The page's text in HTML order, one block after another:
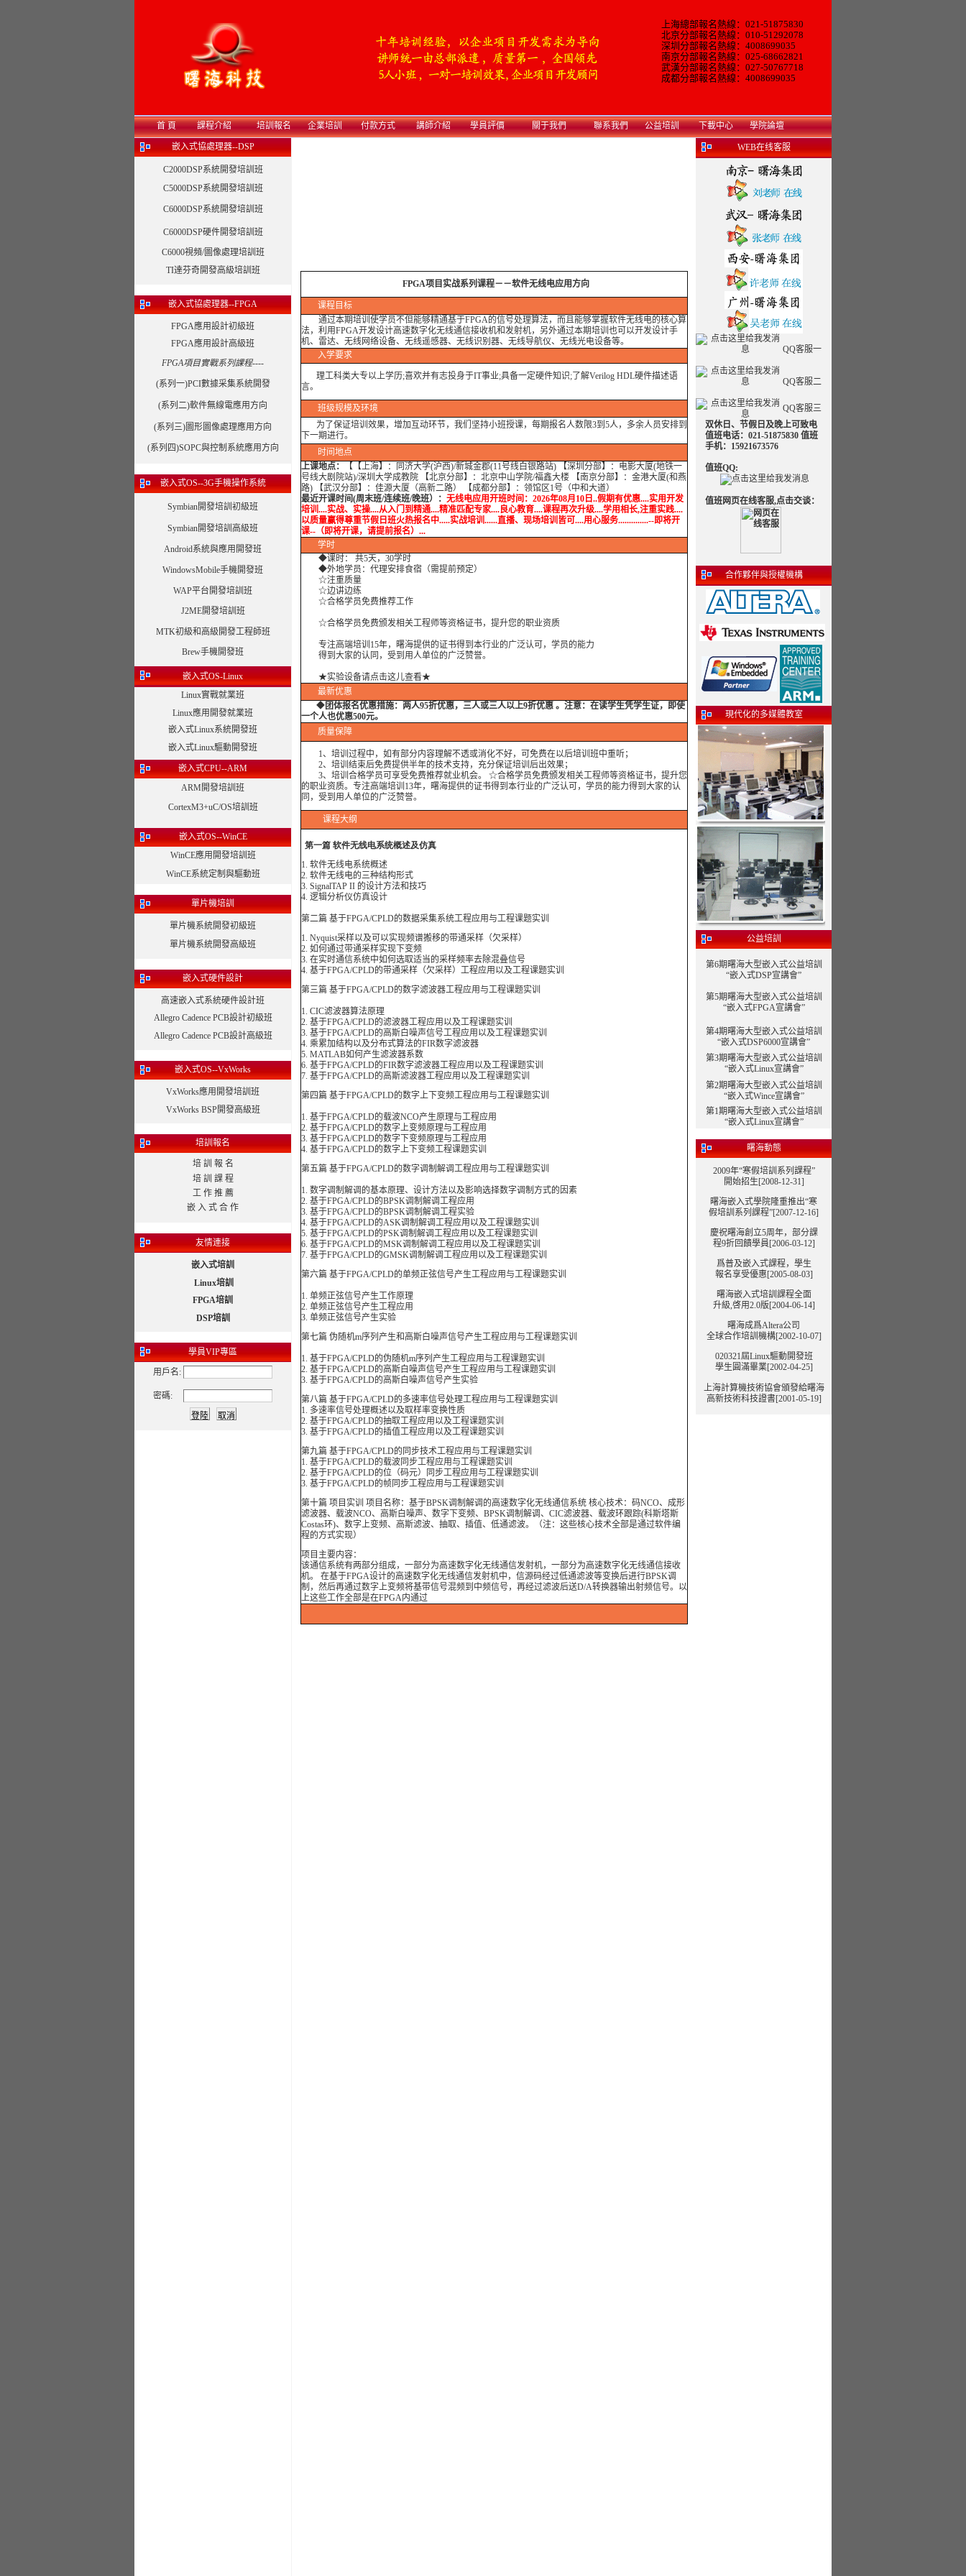
上海總部報名熱線：021-51875830
北京分部報名熱線：010-51292078
深圳分部報名熱線：4008699035
南京分部報名熱線：025-68662821
武漢分部報名熱線：027-50767718
成都分部報名熱線：4008699035
首 頁 課程介紹 培訓報名 企業培訓 付款方式 講師介紹 學員評價 關于我們 聯系我們 公益培訓 下載中心 學院論壇
嵌入式協處理器--DSP
C2000DSP系統開發培訓班
C5000DSP系統開發培訓班
C6000DSP系統開發培訓班
C6000DSP硬件開發培訓班
C6000視頻/圖像處理培訓班
TI達芬奇開發高級培訓班
嵌入式協處理器--FPGA
FPGA應用設計初級班
FPGA應用設計高級班
FPGA項目實戰系列課程----
(系列一)PCI數據采集系統開發
(系列二)軟件無線電應用方向
(系列三)圖形圖像處理應用方向
(系列四)SOPC與控制系統應用方向
嵌入式OS--3G手機操作系統
Symbian開發培訓初級班
Symbian開發培訓高級班
Android系統與應用開發班
WindowsMobile手機開發班
WAP平台開發培訓班
J2ME開發培訓班
MTK初級和高級開發工程師班
Brew手機開發班
嵌入式OS-Linux
Linux實戰就業班
Linux應用開發就業班
嵌入式Linux系統開發班
嵌入式Linux驅動開發班
嵌入式CPU--ARM
ARM開發培訓班
CortexM3+uC/OS培訓班
嵌入式OS--WinCE
WinCE應用開發培訓班
WinCE系統定制與驅動班
單片機培訓
單片機系統開發初級班
單片機系統開發高級班
嵌入式硬件設計
高速嵌入式系統硬件設計班
Allegro Cadence PCB設計初級班
Allegro Cadence PCB設計高級班
嵌入式OS--VxWorks
VxWorks應用開發培訓班
VxWorks BSP開發高級班
培訓報名
培 訓 報 名
培 訓 課 程
工 作 推 薦
嵌 入 式 合 作
友情連接
嵌入式培訓
Linux培訓
FPGA培訓
DSP培訓
學員VIP專區
用戶名:
密碼:
WEB在线客服
QQ客服一
QQ客服二
QQ客服三
双休日、节假日及晚上可致电
值班电话：021-51875830 值班
手机：15921673576
值班QQ:
值班网页在线客服,点击交谈：
合作夥伴與授權機構
現代化的多媒體教室
公益培訓
第6期曙海大型嵌入式公益培訓
“嵌入式DSP宣講會”
第5期曙海大型嵌入式公益培訓
“嵌入式FPGA宣講會”
第4期曙海大型嵌入式公益培訓
“嵌入式DSP6000宣講會”
第3期曙海大型嵌入式公益培訓
“嵌入式Linux宣講會”
第2期曙海大型嵌入式公益培訓
“嵌入式Wince宣講會”
第1期曙海大型嵌入式公益培訓
“嵌入式Linux宣講會”
曙海動態
2009年“寒假培訓系列課程”
開始招生[2008-12-31]
曙海嵌入式學院隆重推出“寒
假培訓系列課程”[2007-12-16]
慶祝曙海創立5周年，部分課
程9折回饋學員[2006-03-12]
爲普及嵌入式課程，學生
報名享受優惠[2005-08-03]
曙海嵌入式培訓課程全面
升級,啓用2.0版[2004-06-14]
曙海成爲Altera公司
全球合作培訓機構[2002-10-07]
020321屆Linux驅動開發班
學生圓滿畢業[2002-04-25]
上海計算機技術協會頒發給曙海
高新技術科技證書[2001-05-19]
FPGA项目实战系列课程－－软件无线电应用方向
课程目标
通过本期培训使学员不但能够精通基于FPGA的信号处理算法，而且能够掌握软件无线电的核心算
法，利用FPGA开发设计高速数字化无线通信接收机和发射机，另外通过本期培训也可以开发设计手
机、雷达、无线网络设备、无线遥感器、无线识别器、无线导航仪、无线光电设备等。
入学要求
理工科类大专以上学历;喜欢并有志投身于IT事业;具备一定硬件知识;了解Verilog HDL硬件描述语
言。
班级规模及环境
为了保证培训效果，增加互动环节，我们坚持小班授课，每期报名人数限3到5人，多余人员安排到
下一期进行。
时间地点
上课地点：
【【上海】：同济大学(沪西)/新城金郡(11号线白银路站) 【深圳分部】：电影大厦(地铁一
号线大剧院站)/深圳大学成教院 【北京分部】：北京中山学院/福鑫大楼 【南京分部】：金港大厦(和燕
路) 【武汉分部】：佳源大厦（高新二路） 【成都分部】：领馆区1号（中和大道）
最近开课时间(周末班/连续班/晚班）： 无线电应用开班时间：2026年08月10日..假期有优惠....实用开发
培训....实战、实操....从入门到精通....精准匹配专家....良心教育....课程再次升级....学用相长,注重实践....
以质量赢得尊重节假日班火热报名中.....实战培训......直播、现场培训皆可....用心服务..............--即将开
课--（即将开课，请提前报名）...
学时
◆课时： 共5天，30学时
◆外地学员：代理安排食宿（需提前预定）
☆注重质量
☆边讲边练
☆合格学员免费推荐工作
☆合格学员免费颁发相关工程师等资格证书，提升您的职业资质
专注高端培训15年，曙海提供的证书得到本行业的广泛认可，学员的能力
得到大家的认同，受到用人单位的广泛赞誉。
★实验设备请点击这儿查看★
最新优惠
◆团体报名优惠措施： 两人95折优惠，三人或三人以上9折优惠 。注意：在读学生凭学生证，即使
一个人也优惠500元。
质量保障
1、培训过程中，如有部分内容理解不透或消化不好，可免费在以后培训班中重听；
2、培训结束后免费提供半年的技术支持，充分保证培训后出效果；
3、培训合格学员可享受免费推荐就业机会。 ☆合格学员免费颁发相关工程师等资格证书，提升您
的职业资质。专注高端培训13年，曙海提供的证书得到本行业的广泛认可，学员的能力得到大家的认
同，受到用人单位的广泛赞誉。
课程大纲
第一篇 软件无线电系统概述及仿真
1. 软件无线电系统概述
2. 软件无线电的三种结构形式
3. SignalTAP II 的设计方法和技巧
4. 逻辑分析仪仿真设计
第二篇 基于FPGA/CPLD的数据采集系统工程应用与工程课题实训
1. Nyquist采样以及可以实现频谱搬移的带通采样（欠采样）
2. 如何通过带通采样实现下变频
3. 在实时通信系统中如何选取适当的采样频率去除混叠信号
4. 基于FPGA/CPLD的带通采样（欠采样）工程应用以及工程课题实训
第三篇 基于FPGA/CPLD的数字滤波器工程应用与工程课题实训
1. CIC滤波器算法原理
2. 基于FPGA/CPLD的滤波器工程应用以及工程课题实训
3. 基于FPGA/CPLD的高斯白噪声信号工程应用以及工程课题实训
4. 乘累加结构以及分布式算法的FIR数字滤波器
5. MATLAB如何产生滤波器系数
6. 基于FPGA/CPLD的FIR数字滤波器工程应用以及工程课题实训
7. 基于FPGA/CPLD的高斯滤波器工程应用以及工程课题实训
第四篇 基于FPGA/CPLD的数字上下变频工程应用与工程课题实训
1. 基于FPGA/CPLD的载波NCO产生原理与工程应用
2. 基于FPGA/CPLD的数字上变频原理与工程应用
3. 基于FPGA/CPLD的数字下变频原理与工程应用
4. 基于FPGA/CPLD的数字上下变频工程课题实训
第五篇 基于FPGA/CPLD的数字调制解调工程应用与工程课题实训
1. 数字调制解调的基本原理、设计方法以及影响选择数字调制方式的因素
2. 基于FPGA/CPLD的BPSK调制解调工程应用
3. 基于FPGA/CPLD的BPSK调制解调工程实验
4. 基于FPGA/CPLD的ASK调制解调工程应用以及工程课题实训
5. 基于FPGA/CPLD的PSK调制解调工程应用以及工程课题实训
6. 基于FPGA/CPLD的MSK调制解调工程应用以及工程课题实训
7. 基于FPGA/CPLD的GMSK调制解调工程应用以及工程课题实训
第六篇 基于FPGA/CPLD的单频正弦信号产生工程应用与工程课题实训
1. 单频正弦信号产生工作原理
2. 单频正弦信号产生工程应用
3. 单频正弦信号产生实验
第七篇 伪随机m序列产生和高斯白噪声信号产生工程应用与工程课题实训
1. 基于FPGA/CPLD的伪随机m序列产生工程应用与工程课题实训
2. 基于FPGA/CPLD的高斯白噪声信号产生工程应用与工程课题实训
3. 基于FPGA/CPLD的高斯白噪声信号产生实验
第八篇 基于FPGA/CPLD的多速率信号处理工程应用与工程课题实训
1. 多速率信号处理概述以及取样率变换性质
2. 基于FPGA/CPLD的抽取工程应用以及工程课题实训
3. 基于FPGA/CPLD的插值工程应用以及工程课题实训
第九篇 基于FPGA/CPLD的同步技术工程应用与工程课题实训
1. 基于FPGA/CPLD的载波同步工程应用与工程课题实训
2. 基于FPGA/CPLD的位（码元）同步工程应用与工程课题实训
3. 基于FPGA/CPLD的帧同步工程应用与工程课题实训
第十篇 项目实训 项目名称：基于BPSK调制解调的高速数字化无线通信系统 核心技术：码NCO、成形
滤波器、载波NCO、高斯白噪声、数字下变频、BPSK调制解调、CIC滤波器、载波环跟踪(科斯塔斯
Costas环)、数字上变频、高斯滤波、抽取、插值、低通滤波。（注：这些核心技术全部是通过软件编
程的方式实现）
项目主要内容：
该通信系统有两部分组成，一部分为高速数字化无线通信发射机，一部分为高速数字化无线通信接收
机。 在基于FPGA设计的高速数字化无线通信发射机中，信源码经过低通滤波等变换后进行BPSK调
制，然后再通过数字上变频将基带信号混频到中频信号，再经过滤波后送D/A转换器输出射频信号。以
上这些工作全部是在FPGA内通过